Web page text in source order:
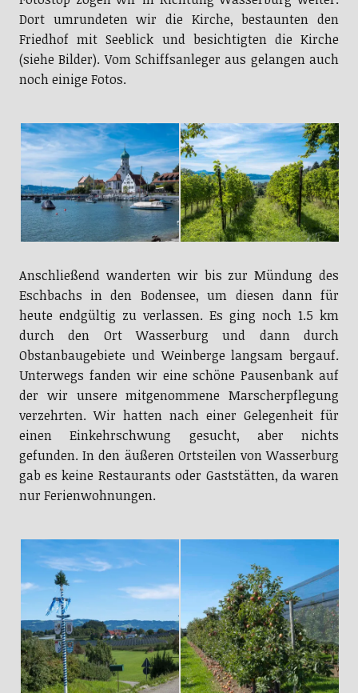
Dort umrundeten wir die Kirche, bestaunten den
Friedhof mit Seeblick und besichtigten die Kirche
(siehe Bilder). Vom Schiffsanleger aus gelangen auch
noch einige Fotos.
Anschließend wanderten wir bis zur Mündung des
Eschbachs in den Bodensee, um diesen dann für
heute endgültig zu verlassen. Es ging noch 1.5 km
durch den Ort Wasserburg und dann durch
Obstanbaugebiete und Weinberge langsam bergauf.
Unterwegs fanden wir eine schöne Pausenbank auf
der wir unsere mitgenommene Marscherpflegung
verzehrten. Wir hatten nach einer Gelegenheit für
einen Einkehrschwung gesucht, aber nichts
gefunden. In den äußeren Ortsteilen von Wasserburg
gab es keine Restaurants oder Gaststätten, da waren
nur Ferienwohnungen.